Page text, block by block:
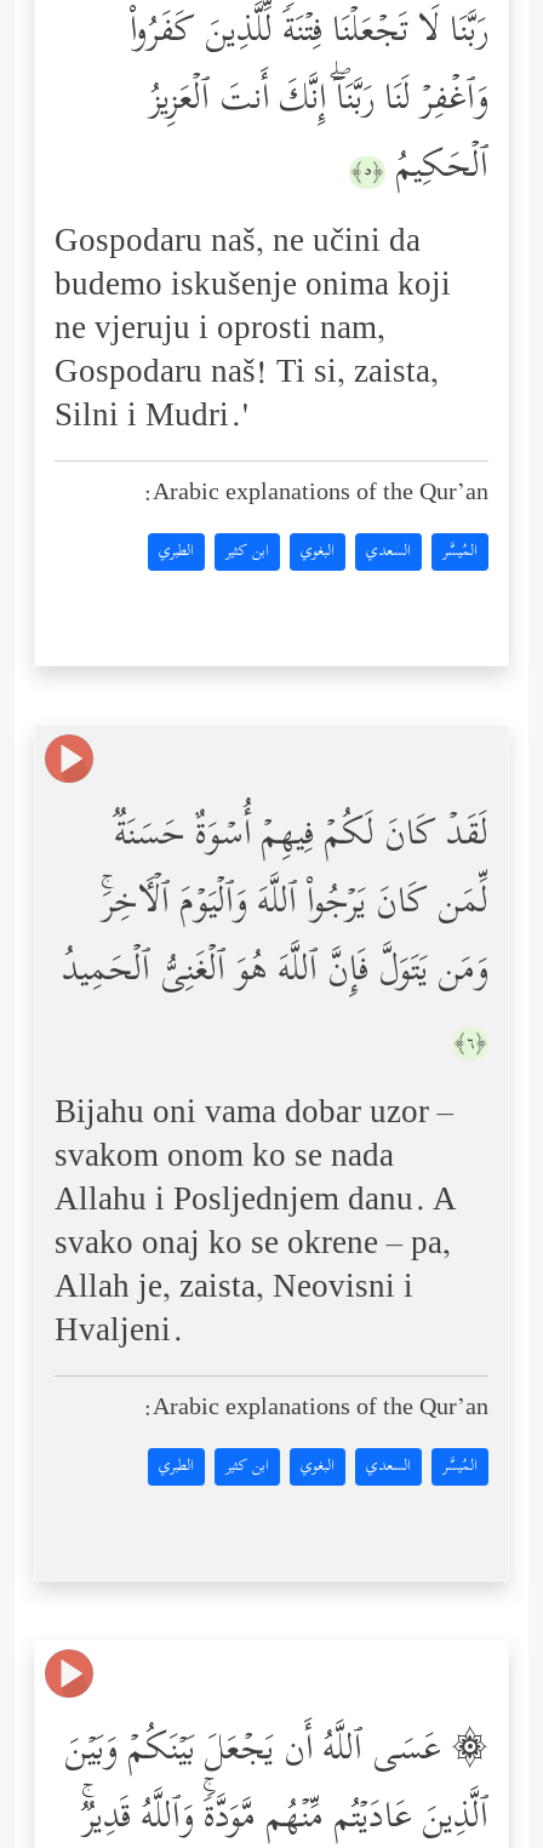
رَبَّنَا لَا تَجۡعَلۡنَا فِتۡنَةࣰ لِّلَّذِینَ كَفَرُواْ
وَٱغۡفِرۡ لَنَا رَبَّنَاۤۖ إِنَّكَ أَنتَ ٱلۡعَزِیزُ
ٱلۡحَكِیمُ ﴿٥﴾
Gospodaru naš, ne učini da
budemo iskušenje onima koji
ne vjeruju i oprosti nam,
Gospodaru naš! Ti si, zaista,
Silni i Mudri.'
Arabic explanations of the Qur’an:
المُيسَّر السعدي البغوي ابن كثير الطبري
لَقَدۡ كَانَ لَكُمۡ فِیهِمۡ أُسۡوَةٌ حَسَنَةࣱ
لِّمَن كَانَ یَرۡجُواْ ٱللَّهَ وَٱلۡیَوۡمَ ٱلۡـَٔاخِرَۚ
وَمَن یَتَوَلَّ فَإِنَّ ٱللَّهَ هُوَ ٱلۡغَنِیُّ ٱلۡحَمِیدُ
﴿٦﴾
Bijahu oni vama dobar uzor –
svakom onom ko se nada
Allahu i Posljednjem danu. A
svako onaj ko se okrene – pa,
Allah je, zaista, Neovisni i
Hvaljeni.
Arabic explanations of the Qur’an:
المُيسَّر السعدي البغوي ابن كثير الطبري
۞ عَسَى ٱللَّهُ أَن یَجۡعَلَ بَیۡنَكُمۡ وَبَیۡنَ
ٱلَّذِینَ عَادَیۡتُم مِّنۡهُم مَّوَدَّةࣰۚ وَٱللَّهُ قَدِیرࣱۚ